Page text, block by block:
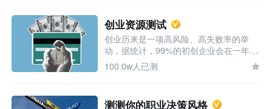
石，来磨磨看你是否是一块创业原石。
创业资源测试
创业历来是一项高风险、高失败率的举
动，据统计，99%的初创企业会在一年内
消失。因此，我们倡导理性创业，预先掌
握一定的创业规律和知识，累积一定的创
100.0w人已测
测测你的职业决策风格